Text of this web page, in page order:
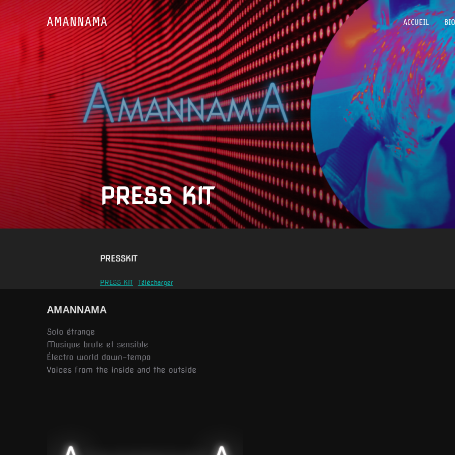
contenu
AMANNAMA ACCUEIL BIO
PRESS KIT
PRESSKIT
PRESS KIT Télécharger
AMANNAMA
Solo étrange
Musique brute et sensible
Électro world down-tempo
Voices from the inside and the outside